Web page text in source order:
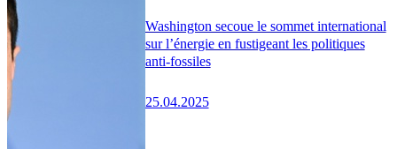
Washington secoue le sommet international
sur l’énergie en fustigeant les politiques
anti-fossiles
25.04.2025